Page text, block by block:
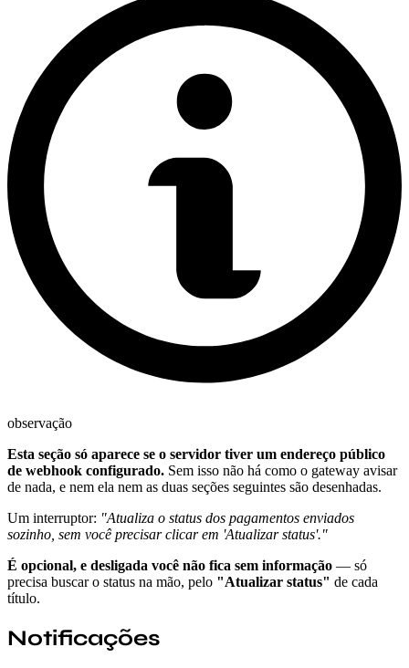
observação
Esta seção só aparece se o servidor tiver um endereço público
de webhook configurado. Sem isso não há como o gateway avisar
de nada, e nem ela nem as duas seções seguintes são desenhadas.
Um interruptor: "Atualiza o status dos pagamentos enviados
sozinho, sem você precisar clicar em 'Atualizar status'."
É opcional, e desligada você não fica sem informação — só
precisa buscar o status na mão, pelo "Atualizar status" de cada
título.
Notificações